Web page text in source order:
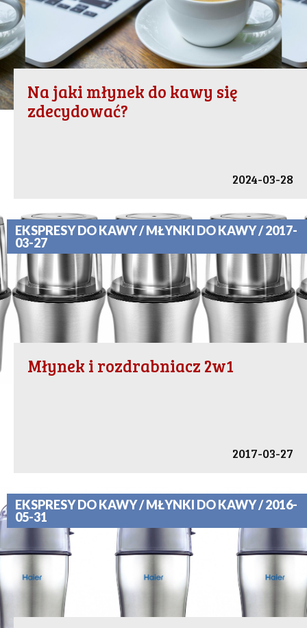
Na jaki młynek do kawy się
zdecydować?
2024-03-28
EKSPRESY DO KAWY / MŁYNKI DO KAWY / 2017-
03-27
Młynek i rozdrabniacz 2w1
2017-03-27
EKSPRESY DO KAWY / MŁYNKI DO KAWY / 2016-
05-31